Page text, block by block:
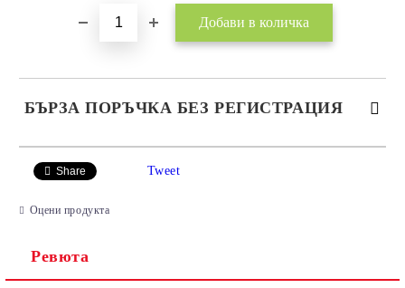
БЪРЗА ПОРЪЧКА БЕЗ РЕГИСТРАЦИЯ
Ние ще се свържем с вас в рамките на работния ден.
Share Tweet
Оцени продукта
Ревюта